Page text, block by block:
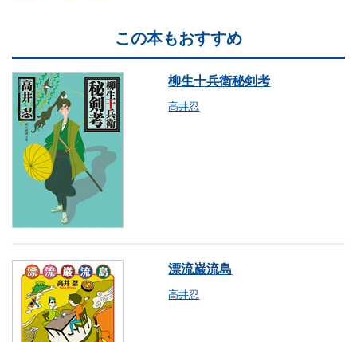
この本もおすすめ
柳生十兵衛秘剣考
高井忍
漂流巌流島
高井忍